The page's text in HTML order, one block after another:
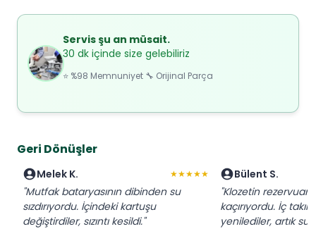
Servis şu an müsait.
30 dk içinde size gelebiliriz
⭐ %98 Memnuniyet 🔧 Orijinal Parça
Geri Dönüşler
Melek K. ★★★★★
"Mutfak bataryasının dibinden su
sızdırıyordu. İçindeki kartuşu
değiştirdiler, sızıntı kesildi."
Bülent S.
"Klozetin rezervuarı
kaçırıyordu. İç
yenilediler, artık su